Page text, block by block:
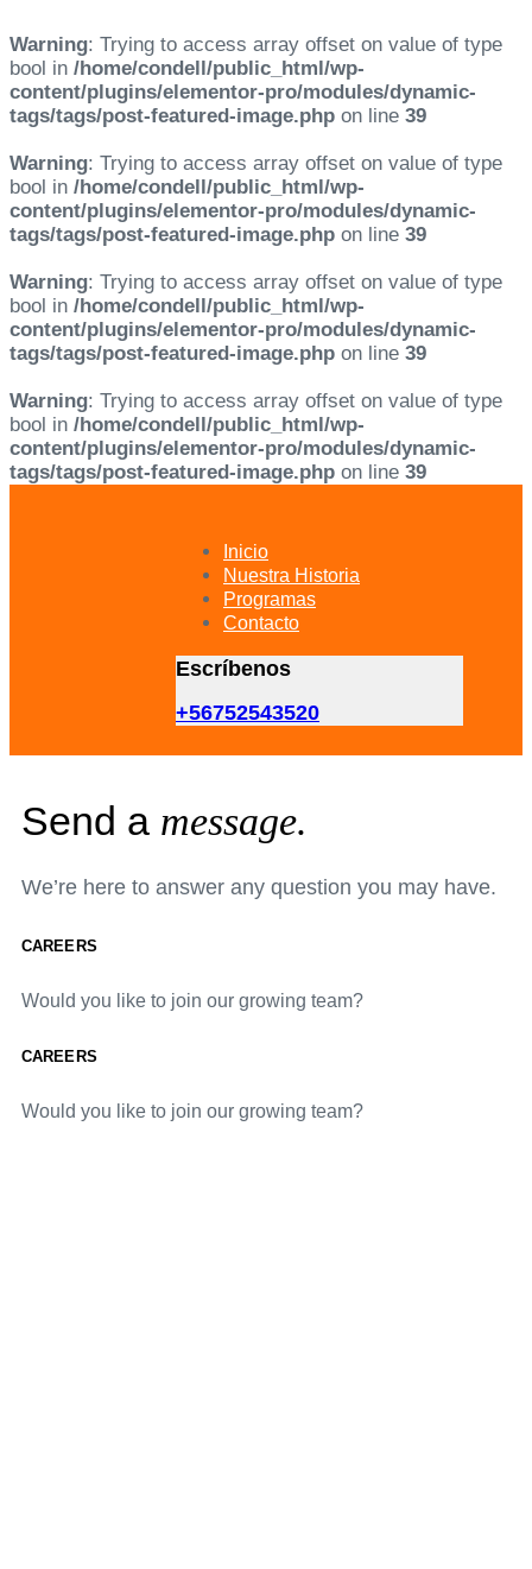
Warning: Trying to access array offset on value of type
bool in /home/condell/public_html/wp-
content/plugins/elementor-pro/modules/dynamic-
tags/tags/post-featured-image.php on line 39
Warning: Trying to access array offset on value of type
bool in /home/condell/public_html/wp-
content/plugins/elementor-pro/modules/dynamic-
tags/tags/post-featured-image.php on line 39
Warning: Trying to access array offset on value of type
bool in /home/condell/public_html/wp-
content/plugins/elementor-pro/modules/dynamic-
tags/tags/post-featured-image.php on line 39
Warning: Trying to access array offset on value of type
bool in /home/condell/public_html/wp-
content/plugins/elementor-pro/modules/dynamic-
tags/tags/post-featured-image.php on line 39
Inicio
Nuestra Historia
Programas
Contacto
Escríbenos
+56752543520
Send a message.
We’re here to answer any question you may have.
CAREERS
Would you like to join our growing team?
CAREERS
Would you like to join our growing team?